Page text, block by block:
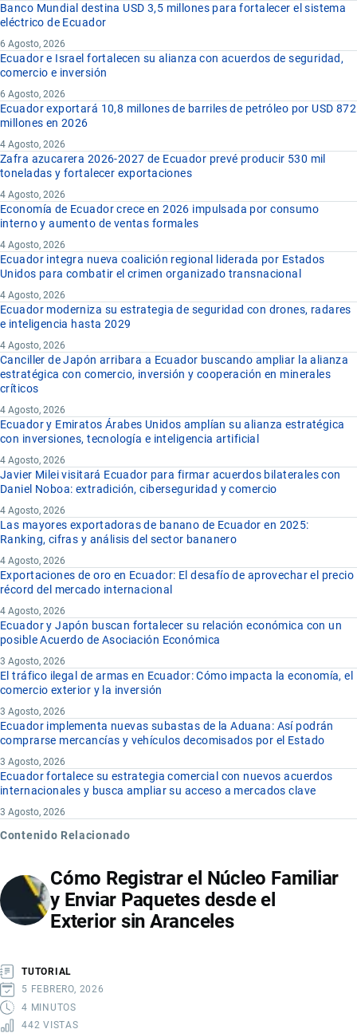
Banco Mundial destina USD 3,5 millones para fortalecer el sistema
eléctrico de Ecuador
6 Agosto, 2026
Ecuador e Israel fortalecen su alianza con acuerdos de seguridad,
comercio e inversión
6 Agosto, 2026
Ecuador exportará 10,8 millones de barriles de petróleo por USD 872
millones en 2026
4 Agosto, 2026
Zafra azucarera 2026-2027 de Ecuador prevé producir 530 mil
toneladas y fortalecer exportaciones
4 Agosto, 2026
Economía de Ecuador crece en 2026 impulsada por consumo
interno y aumento de ventas formales
4 Agosto, 2026
Ecuador integra nueva coalición regional liderada por Estados
Unidos para combatir el crimen organizado transnacional
4 Agosto, 2026
Ecuador moderniza su estrategia de seguridad con drones, radares
e inteligencia hasta 2029
4 Agosto, 2026
Canciller de Japón arribara a Ecuador buscando ampliar la alianza
estratégica con comercio, inversión y cooperación en minerales
críticos
4 Agosto, 2026
Ecuador y Emiratos Árabes Unidos amplían su alianza estratégica
con inversiones, tecnología e inteligencia artificial
4 Agosto, 2026
Javier Milei visitará Ecuador para firmar acuerdos bilaterales con
Daniel Noboa: extradición, ciberseguridad y comercio
4 Agosto, 2026
Las mayores exportadoras de banano de Ecuador en 2025:
Ranking, cifras y análisis del sector bananero
4 Agosto, 2026
Exportaciones de oro en Ecuador: El desafío de aprovechar el precio
récord del mercado internacional
4 Agosto, 2026
Ecuador y Japón buscan fortalecer su relación económica con un
posible Acuerdo de Asociación Económica
3 Agosto, 2026
El tráfico ilegal de armas en Ecuador: Cómo impacta la economía, el
comercio exterior y la inversión
3 Agosto, 2026
Ecuador implementa nuevas subastas de la Aduana: Así podrán
comprarse mercancías y vehículos decomisados por el Estado
3 Agosto, 2026
Ecuador fortalece su estrategia comercial con nuevos acuerdos
internacionales y busca ampliar su acceso a mercados clave
3 Agosto, 2026
Contenido Relacionado
Cómo Registrar el Núcleo Familiar
y Enviar Paquetes desde el
Exterior sin Aranceles
TUTORIAL
5 FEBRERO, 2026
4 MINUTOS
442 VISTAS